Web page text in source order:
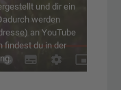
und dir ein
werden
an YouTube
findest du in der